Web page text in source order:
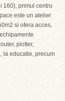
160), primul centru
este un atelier
si ofera acces,
plotter,
la educatie, precum